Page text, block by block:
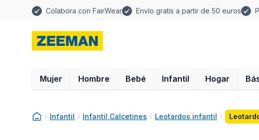
Colabora con FairWear Envío gratis a partir de 50 euros
Mujer Hombre Bebé Infantil Hogar
Infantil Infantil Calcetines Leotardos infantil